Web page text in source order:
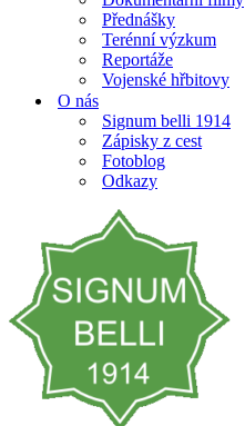
Přednášky
Terénní výzkum
Reportáže
Vojenské hřbitovy
O nás
Signum belli 1914
Zápisky z cest
Fotoblog
Odkazy